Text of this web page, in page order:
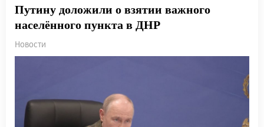
Путину доложили о взятии важного
населённого пункта в ДНР
Новости